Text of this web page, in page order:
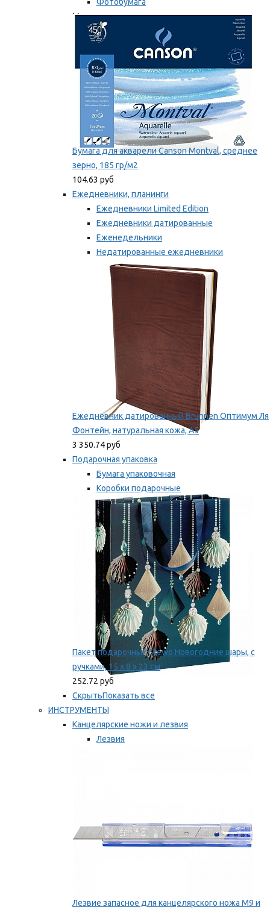
Мы рекомендуем
Бумага для акварели Canson Montval, среднее
зерно, 185 гр/м2
104.63 руб
Ежедневники, планинги
Ежедневники Limited Edition
Ежедневники датированные
Еженедельники
Недатированные ежедневники
Планинги
Мы рекомендуем
Ежедневник датированный Brunnen Оптимум Ля
Фонтейн, натуральная кожа, А5
3 350.74 руб
Подарочная упаковка
Бумага упаковочная
Коробки подарочные
Ленты, бобины
Мы рекомендуем
Пакет подарочный Stewo Новогодние шары, с
ручками, 15 х 8 х 23 см
252.72 руб
СкрытьПоказать все
ИНСТРУМЕНТЫ
Канцелярские ножи и лезвия
Лезвия
Лезвие запасное для канцелярского ножа M9 и